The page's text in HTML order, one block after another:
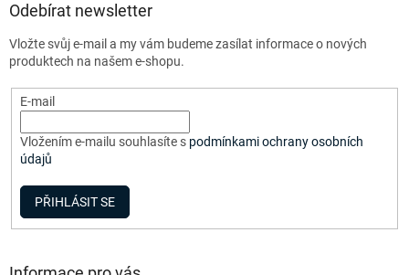
Odebírat newsletter
Vložte svůj e-mail a my vám budeme zasílat informace o nových
produktech na našem e-shopu.
E-mail
Vložením e-mailu souhlasíte s podmínkami ochrany osobních
údajů
PŘIHLÁSIT SE